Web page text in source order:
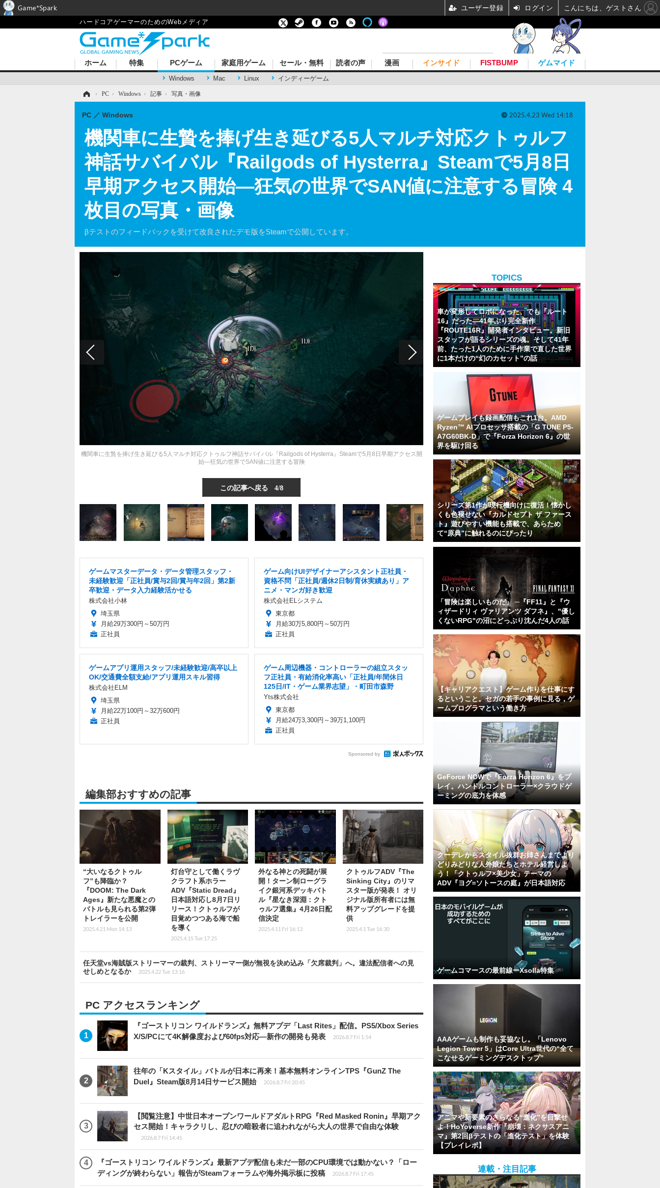
ハードコアゲーマーのためのWebメディア
ホーム 特集 PCゲーム
Windows Mac Linux インディーゲーム
家庭用ゲーム セール・無料 読者の声 漫画 インサイド FISTBUMP ゲムマイド
› PC › Windows › 記事 › 写真・画像
機関車に生贄を捧げ生き延びる5人マルチ対応クトゥルフ
神話サバイバル『Railgods of Hysterra』Steamで5月8日
早期アクセス開始―狂気の世界でSAN値に注意する冒険 4
枚目の写真・画像
βテストのフィードバックを受けて改良されたデモ版をSteamで公開しています。
PC Windows 2025.4.23 Wed 14:18
機関車に生贄を捧げ生き延びる5人マルチ対応クトゥルフ神話サバイバル『Railgods of Hysterra』Steamで5月8日早期アクセス開
始―狂気の世界でSAN値に注意する冒険
この記事へ戻る 4/8
ゲームマスターデータ・データ管理スタッフ・
未経験歓迎「正社員/賞与2回/賞与年2回」第2新
卒歓迎・データ入力経験活かせる
株式会社小林
埼玉県
月給29万300円～50万円
正社員
ゲーム向けUIデザイナーアシスタント正社員・
資格不問「正社員/週休2日制/育休実績あり」ア
ニメ・マンガ好き歓迎
株式会社ELシステム
東京都
月給30万5,800円～50万円
正社員
ゲームアプリ運用スタッフ/未経験歓迎/高卒以上
OK/交通費全額支給/アプリ運用スキル習得
株式会社ELM
埼玉県
月給22万100円～32万600円
正社員
ゲーム周辺機器・コントローラーの組立スタッ
フ正社員・有給消化率高い「正社員/年間休日
125日/IT・ゲーム業界志望」・町田市森野
Yts株式会社
東京都
月給24万3,300円～39万1,100円
正社員
Sponsored by
編集部おすすめの記事
“大いなるクトゥル
フ”も降臨か？
『DOOM: The Dark
Ages』新たな悪魔との
バトルも見られる第2弾
トレイラーを公開
2025.4.21 Mon 14:13
灯台守として働くラヴ
クラフト系ホラー
ADV『Static Dread』
日本語対応し8月7日リ
リース！クトゥルフが
目覚めつつある海で船
を導く
2025.4.15 Tue 17:25
外なる神との死闘が展
開！ターン制ローグラ
イク銀河系デッキバト
ル『星なき深淵：クト
ゥルフ選集』4月26日配
信決定
2025.4.11 Fri 16:13
クトゥルフADV『The
Sinking City』のリマ
スター版が発表！ オリ
ジナル版所有者には無
料アップグレードを提
供
2025.4.1 Tue 16:30
任天堂vs海賊版ストリーマーの裁判、ストリーマー側が無視を決め込み「欠席裁判」へ。違法配信者への見
せしめとなるか
2025.4.22 Tue 13:16
PC アクセスランキング
『ゴーストリコン ワイルドランズ』無料アプデ「Last Rites」配信。PS5/Xbox Series
X/S/PCにて4K解像度および60fps対応―新作の開発も発表
2026.8.7 Fri 1:54
往年の「Kスタイル」バトルが日本に再来！基本無料オンラインTPS『GunZ The
Duel』Steam版8月14日サービス開始
2026.8.7 Fri 20:45
【閲覧注意】中世日本オープンワールドアダルトRPG『Red Masked Ronin』早期アク
セス開始！キャラクリし、忍びの暗殺者に追われながら大人の世界で自由な体験
2026.8.7 Fri 14:45
『ゴーストリコン ワイルドランズ』最新アプデ配信も未だ一部のCPU環境では動かない？「ロー
ディングが終わらない」報告がSteamフォーラムや海外掲示板に投稿
2026.8.7 Fri 17:45
TOPICS
車が変形してロボになった、でも『ルート
16』だった―41年ぶり完全新作
『ROUTE16R』開発者インタビュー。新旧
スタッフが語るシリーズの魂。そして41年
前、たった1人のために手作業で直した世界
に1本だけの“幻のカセット”の話
ゲームプレイも録画配信もこれ1台。AMD
Ryzen™ AIプロセッサ搭載の「G TUNE P5-
A7G60BK-D」で『Forza Horizon 6』の世
界を駆け回る
シリーズ第1作が現行機向けに復活！懐かし
くも色褪せない『カルドセプト ザ ファース
ト』遊びやすい機能も搭載で、あらため
て“原典”に触れるのにぴったり
「冒険は楽しいものだ」 ─『FF11』と『ウ
ィザードリィ ヴァリアンツ ダフネ』、"優し
くないRPG"の沼にどっぷり沈んだ4人の話
【キャリアクエスト】ゲーム作りを仕事にす
るということ。セガの若手の事例に見る，ゲ
ームプログラマという働き方
GeForce NOWで『Forza Horizon 6』をプ
レイ。ハンドルコントローラー×クラウドゲ
ーミングの底力を体感
クーデレからスタイル抜群お姉さんまでより
どりみどりな人外娘たちとホテル経営しよ
う！「クトゥルフ×美少女」テーマの
ADV『ヨグ=ソトースの庭』が日本語対応
ゲームコマースの最前線ーXsolla特集
AAAゲームも制作も妥協なし。「Lenovo
Legion Tower 5」はCore Ultra世代の“全て
こなせるゲーミングデスクトップ”
アニマや新要素のさらなる“進化”を目撃せ
よ！HoYoverse新作『崩壊：ネクサスアニ
マ』第2回βテストの「進化テスト」を体験
【プレイレポ】
連載・注目記事
Game*Spark ユーザー登録 ログイン こんにちは、ゲストさん